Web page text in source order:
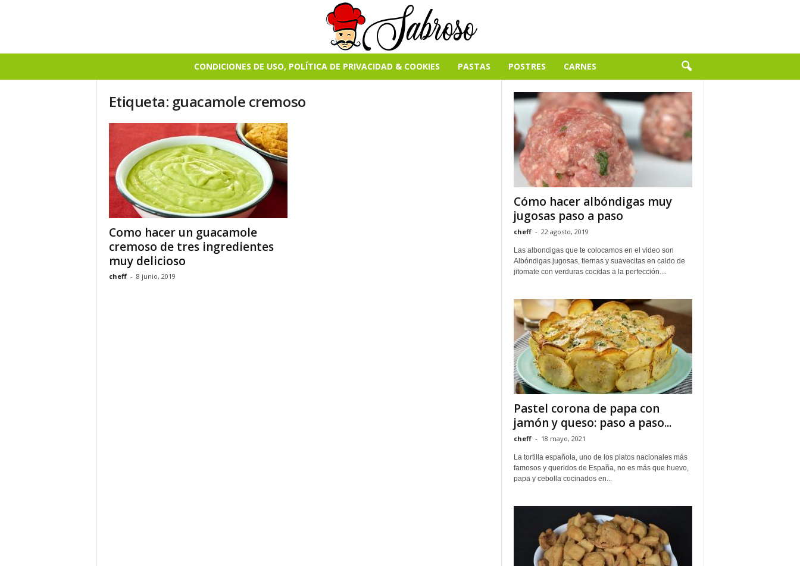
CONDICIONES DE USO, POLÍTICA DE PRIVACIDAD & COOKIES PASTAS POSTRES CARNES
Etiqueta: guacamole cremoso
Como hacer un guacamole
cremoso de tres ingredientes
muy delicioso
cheff - 8 junio, 2019
Cómo hacer albóndigas muy
jugosas paso a paso
cheff - 22 agosto, 2019
Las albondigas que te colocamos en el video son
Albóndigas jugosas, tiernas y suavecitas en caldo de
jitomate con verduras cocidas a la perfección....
Pastel corona de papa con
jamón y queso: paso a paso...
cheff - 18 mayo, 2021
La tortilla española, uno de los platos nacionales más
famosos y queridos de España, no es más que huevo,
papa y cebolla cocinados en...